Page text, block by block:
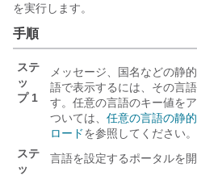
を実行します。
手順
ステ
ッ
プ 1
メッセージ、国名などの静
語で表示するには、その言
す。任意の言語のキー値を
ついては、 任意の言語の静
ロードを参照してください。
ステ
ッ
言語を設定するポータルを開